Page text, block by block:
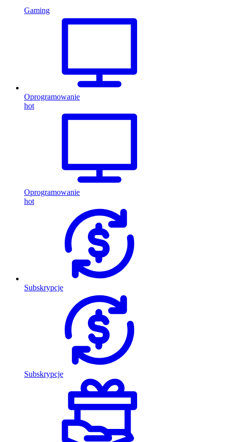
Gaming
Oprogramowanie
hot
Oprogramowanie
hot
Subskrypcje
Subskrypcje